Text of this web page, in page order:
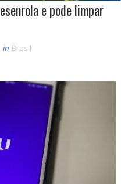
e pode limpar
in Brasil